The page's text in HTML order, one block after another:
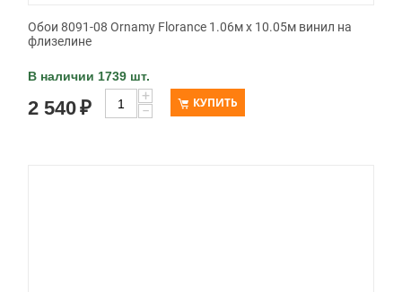
Обои 8091-08 Ornamy Florance 1.06м x 10.05м винил на
флизелине
В наличии 1739 шт.
2 540₽
+
−
КУПИТЬ